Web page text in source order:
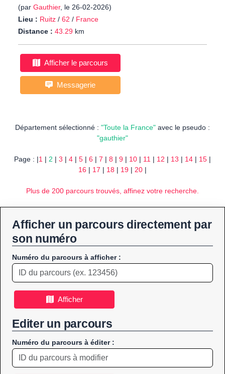
(par Gauthier, le 26-02-2026)
Lieu : Ruitz / 62 / France
Distance : 43.29 km
Afficher le parcours
Messagerie
Département sélectionné : "Toute la France" avec le pseudo :
"gauthier"
Page : |1 | 2 | 3 | 4 | 5 | 6 | 7 | 8 | 9 | 10 | 11 | 12 | 13 | 14 | 15 |
16 | 17 | 18 | 19 | 20 |
Plus de 200 parcours trouvés, affinez votre recherche.
Afficher un parcours directement par
son numéro
Numéro du parcours à afficher :
Afficher
Editer un parcours
Numéro du parcours à éditer :